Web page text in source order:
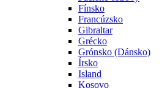
Fínsko
Francúzsko
Gibraltar
Grécko
Grónsko (Dánsko)
Írsko
Island
Kosovo